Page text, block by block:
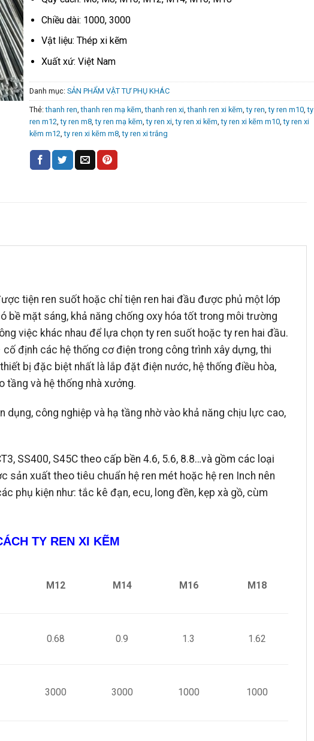
Chiều dài: 1000, 3000
Vật liệu: Thép xi kẽm
Xuất xứ: Việt Nam
Danh mục: SẢN PHẨM VẬT TƯ PHỤ KHÁC
Thẻ:thanh ren ,thanh ren mạ kẽm ,thanh ren xi,thanh ren xi kẽm ,ty ren ,ty ren m10,ty
ren m12 ,ty ren m8,ty ren mạ kẽm ,ty ren xi,ty ren xi kẽm ,ty ren xi kẽm m10,ty ren xi
kẽm m12 ,ty ren xi kẽm m8,ty ren xi trắng
tiện ren suốt hoặc chỉ tiện ren hai đầu được phủ một lớp
bề mặt sáng, khả năng chống oxy hóa tốt trong môi trường
việc khác nhau để lựa chọn ty ren suốt hoặc ty ren hai đầu.
định các hệ thống cơ điện trong công trình xây dựng, thi
bị đặc biệt nhất là lắp đặt điện nước, hệ thống điều hòa,
tầng và hệ thống nhà xưởng.
công nghiệp và hạ tầng nhờ vào khả năng chịu lực cao,
SS400, S45C theo cấp bền 4.6, 5.6, 8.8…và gồm các loại
sản xuất theo tiêu chuẩn hệ ren mét hoặc hệ ren Inch nên
phụ kiện như: tắc kê đạn, ecu, long đền, kẹp xà gồ, cùm
TY REN XI KẼM
M12 M14 M16 M18
0.68 0.9 1.3 1.62
3000 3000 1000 1000